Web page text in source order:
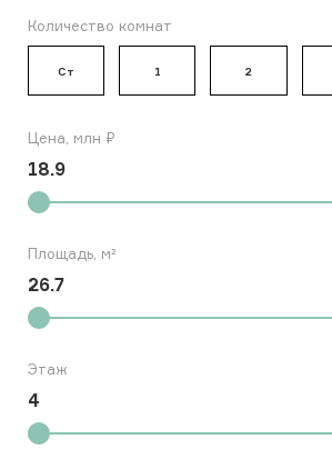
Количество комнат
Ст 1 2
Цена, млн ₽
18.9
Площадь, м²
26.7
Этаж
4